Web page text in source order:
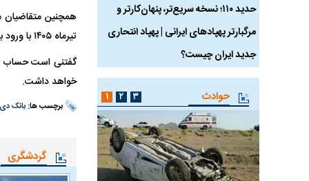
تیرماه ۱۴۰۵ با ورود به سامانه salecars.ir، درخواست خود را ثبت کنند.
گفتنی است حساب
خواهد داشت.
برچسب ها: بانک دی
گردشگری
حدید ۱۱۰؛ نسخه سریع‌تر، پنهان‌کارتر و
مرگبارتر پهپادهای ایرانی | پهپاد انتحاری
جدید ایران چیست؟
هواپیمای مرموز E-11A BACN چیست؟
حوادث ۱ ۲ ۳